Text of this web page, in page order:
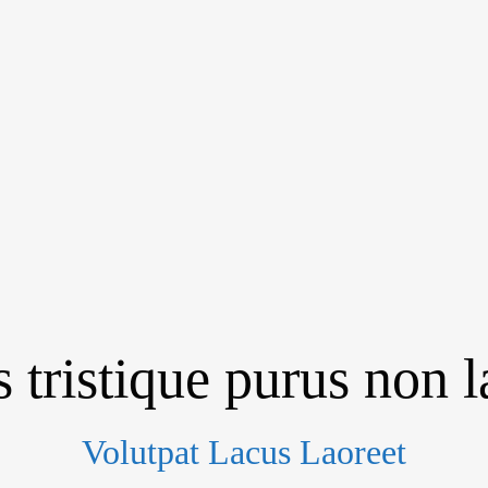
tristique purus non
Volutpat Lacus Laoreet